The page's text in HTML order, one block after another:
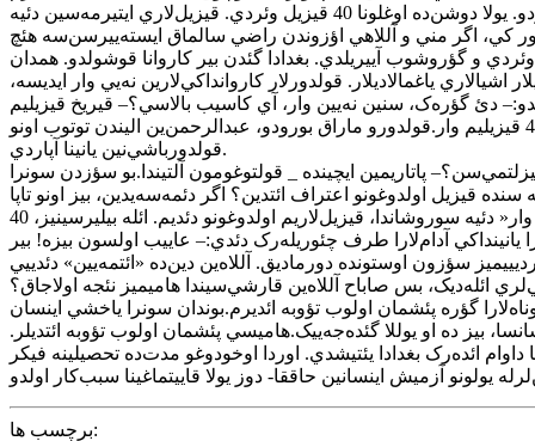
آناسي:– اؤولاديم‌دان آيريلماغا کؤنلوم راضي دئييل، آنجاق سني توتدوغون يولدان آييرماق ايسته‌ميرم.آناسي اوغلو اوچون سفر تداروکو گؤردو. يولا دوشن‌ده اوغلونا 40 قيزيل وئردي. قيزيل‌لاري ايتيرمه‌سين دئيه
کي، اگر مني و آللاهي اؤزوندن راضي سالماق ايسته‌ييرسن‌سه هئچ
و گؤروشوب آييريلدي. بغدادا گئدن بير کاروانا قوشولدو. همدان
اشيالاري ياغمالاديلار. قولدورلار کاروانداکي‌لارين نه‌يي وار ايديسه،
دئ گؤره‌ک، سنين نه‌يين وار، آي کاسيب بالاسي؟– قيريخ قيزيليم
وار _ قولدور بو سؤزلردن اؤنجه تعجوب‌لندي، سونرا گولدو. اينانمادي و تکرار بير ده سوروشدو:– دوز دئيرسن؟– بلي، دوز دئييرم، 40 قيزيليم وار.قولدورو ماراق بورودو، عبدالرحمن‌ين اليندن توتوب اونو
قولدورباشي‌نين يانينا آپاردي.
وار.– دئ گؤره‌ک، اونلاري هاردا گيزلتمي‌سن؟– پاتاريمين ايچينده _ قولتوغومون آلتيندا.بو سؤزدن سونرا
نييه سنده قيزيل اولدوغونو اعتراف ائتدين؟ اگر دئمه‌سه‌يدين، بيز اونو تاپا
بيلمزديک.عبدالرحمن اؤتکن جواب وئردي:– يولا دوشنده آناما هئچ واخت يالان دئمه‌يه‌جه‌ييمه سؤز وئرديم. آدام‌لارينيز مندن »سنين نه‌يين وار« دئيه سوروشاندا، قيزيل‌لاريم اولدوغونو دئديم. ائله بيليرسينيز، 40
آدام‌لارا طرف چئوريله‌رک دئدي:– عاييب اولسون بيزه! بير
سؤزون اوستونده دورماديق. آللاه‌ين دين‌ده «ائتمه‌‌يين» دئدييي
ائله‌ديک، بس صاباح آللاه‌ين قارشي‌سيندا هاميميز نئجه اولاجاق؟
گؤره پئشمان اولوب تؤوبه ائديرم.بوندان سونرا ياخشي اينسان
بيز ده او يوللا گئده‌جه‌ييک.هاميسي پئشمان اولوب تؤوبه ائتديلر.
داوام ائده‌رک بغدادا يئتيشدي. اوردا اوخودوغو مدت‌ده تحصيلينه فيکر
برچسب ها: